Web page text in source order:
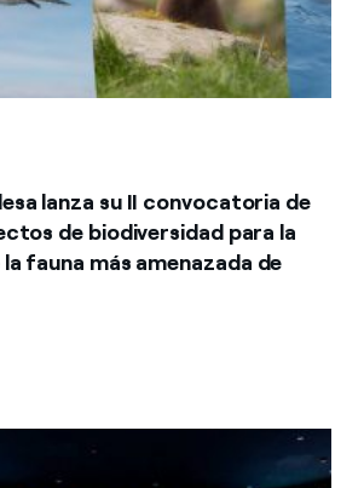
lanza su II convocatoria de
de biodiversidad para la
fauna más amenazada de